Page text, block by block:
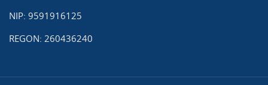
NIP: 9591916125
REGON: 260436240